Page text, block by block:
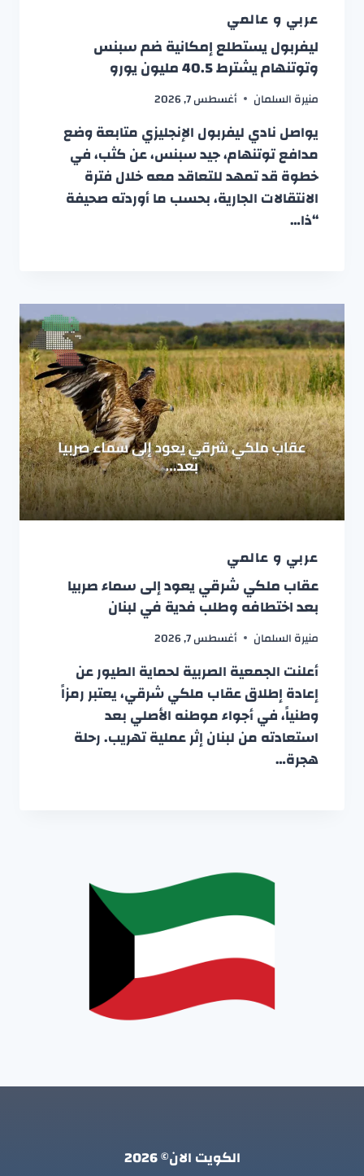
عربي و عالمي
ليفربول يستطلع إمكانية ضم سبنس
وتوتنهام يشترط 40.5 مليون يورو
منيرة السلمان أغسطس 7, 2026
يواصل نادي ليفربول الإنجليزي متابعة وضع
مدافع توتنهام، جيد سبنس، عن كثب، في
خطوة قد تمهد للتعاقد معه خلال فترة
الانتقالات الجارية، بحسب ما أوردته صحيفة
“ذا…
عربي و عالمي
عقاب ملكي شرقي يعود إلى سماء صربيا
بعد اختطافه وطلب فدية في لبنان
منيرة السلمان أغسطس 7, 2026
أعلنت الجمعية الصربية لحماية الطيور عن
إعادة إطلاق عقاب ملكي شرقي، يعتبر رمزاً
وطنياً، في أجواء موطنه الأصلي بعد
استعادته من لبنان إثر عملية تهريب. رحلة
هجرة…
الكويت الان© 2026